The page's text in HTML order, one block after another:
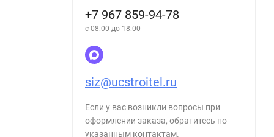
+7 967 859-94-78
с 08:00 до 18:00
siz@ucstroitel.ru
Если у вас возникли вопросы при
оформлении заказа, обратитесь по
указанным контактам.